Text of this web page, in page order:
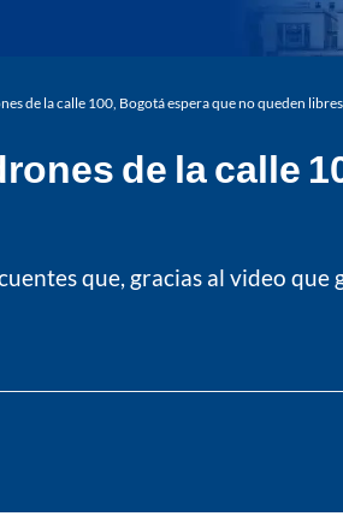
de la calle 100, Bogotá espera que no queden libres
de la calle
que, gracias al video